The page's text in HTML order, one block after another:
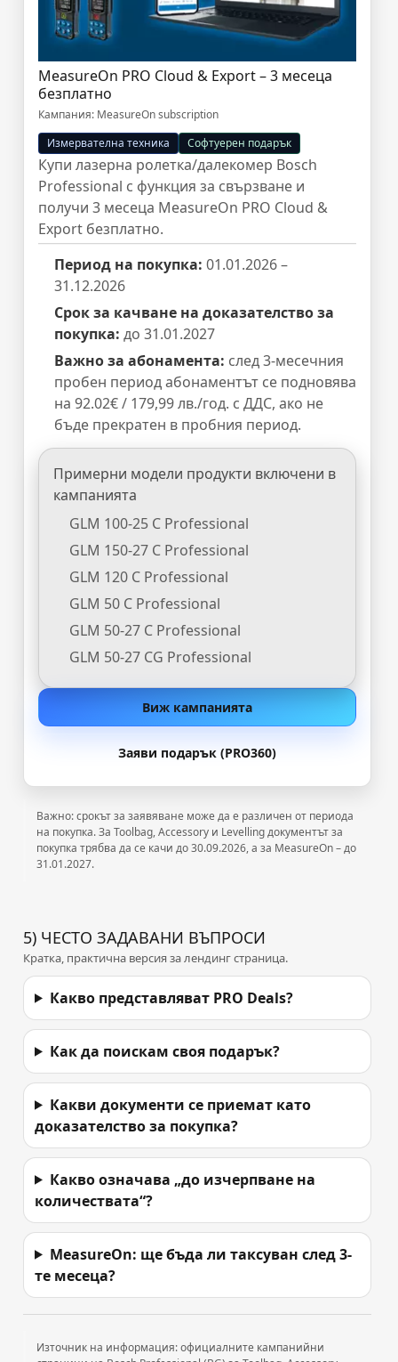
MeasureOn PRO Cloud & Export – 3 месеца
безплатно
Кампания: MeasureOn subscription
Измервателна техника
Софтуерен подарък
Купи лазерна ролетка/далекомер Bosch
Professional с функция за свързване и
получи 3 месеца MeasureOn PRO Cloud &
Export безплатно.
Период на покупка: 01.01.2026 –
31.12.2026
Срок за качване на доказателство за
покупка: до 31.01.2027
Важно за абонамента: след 3-месечния
пробен период абонаментът се подновява
на 92.02€ / 179,99 лв./год. с ДДС, ако не
бъде прекратен в пробния период.
Примерни модели продукти включени в
кампанията
GLM 100-25 C Professional
GLM 150-27 C Professional
GLM 120 C Professional
GLM 50 C Professional
GLM 50-27 C Professional
GLM 50-27 CG Professional
Виж кампанията
Заяви подарък (PRO360)
Важно: срокът за заявяване може да е различен от периода
на покупка. За Toolbag, Accessory и Levelling документът за
покупка трябва да се качи до 30.09.2026, а за MeasureOn – до
31.01.2027.
5) ЧЕСТО ЗАДАВАНИ ВЪПРОСИ
Кратка, практична версия за лендинг страница.
Какво представляват PRO Deals?
Как да поискам своя подарък?
Какви документи се приемат като
доказателство за покупка?
Какво означава „до изчерпване на
количествата“?
MeasureOn: ще бъда ли таксуван след 3-
те месеца?
Източник на информация: официалните кампанийни